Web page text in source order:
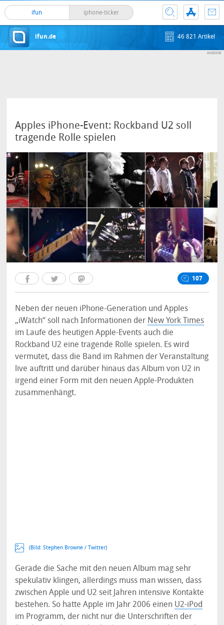
ifun iphone-ticker
ifun.de 46 821 Artikel
Apples iPhone-Event: Rockband U2 soll
tragende Rolle spielen
107
Neben der neuen iPhone-Generation und Apples
„iWatch“ soll nach Informationen der New York Times
im Laufe des heutigen Apple-Events auch die
Rockband U2 eine tragende Rolle spielen. Es wird
vermutet, dass die Band im Rahmen der Veranstaltung
live auftritt und darüber hinaus das Album von U2 in
irgend einer Form mit den neuen Apple-Produkten
zusammenhängt.
(Bild:Stephen Browne / Twitter)
Gerade die Sache mit den neuen Album mag sehr
spekulativ klingen, allerdings muss man wissen, dass
zwischen Apple und U2 seit Jahren intensive Kontakte
bestehen. So hatte Apple im Jahr 2006 einen U2-iPod
im Programm, der nicht nur die Unterschriften der